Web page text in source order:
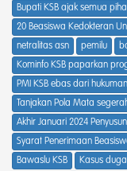
Bupati KSB ajak semua
20 Beasiswa Kedokteran
netralitas asn
pemilu
Kominfo KSB paparkan
PMI KSB ebas dari
Tanjakan Pola Mata
Akhir Januari 2024
Syarat Penerimaan
Bawaslu KSB
Kasus